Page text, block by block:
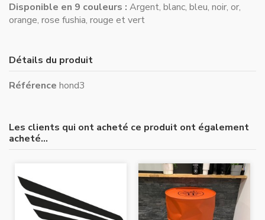
Disponible en 9 couleurs : Argent, blanc, bleu, noir, or,
orange, rose fushia, rouge et vert
Détails du produit
Référence hond3
Les clients qui ont acheté ce produit ont également
acheté...